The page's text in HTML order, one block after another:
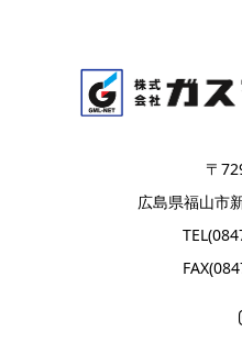
〒
広島県福山市